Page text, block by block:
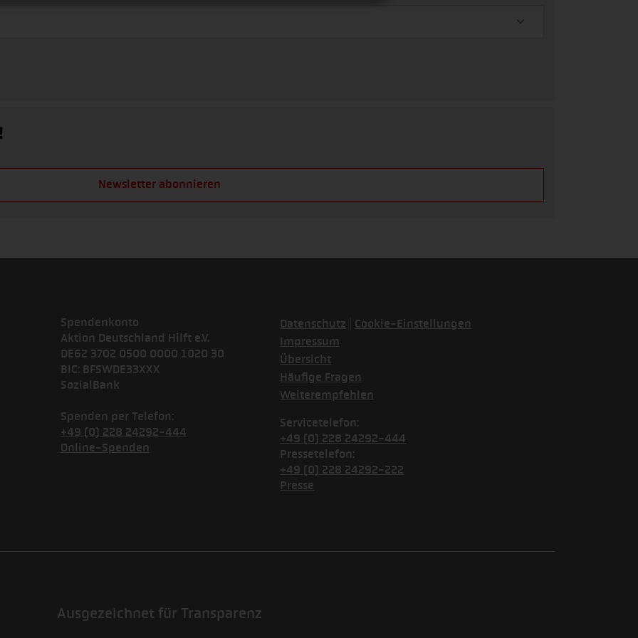
Newsletter abonnieren
Spendenkonto
Aktion Deutschland Hilft e.V.
DE62 3702 0500 0000 1020 30
BIC: BFSWDE33XXX
SozialBank
Spenden per Telefon:
+49 (0) 228 24292-444
Online-Spenden
Datenschutz
Cookie-Einstellungen
Impressum
Übersicht
Häufige Fragen
Weiterempfehlen
Servicetelefon:
+49 (0) 228 24292-444
Pressetelefon:
+49 (0) 228 24292-222
Presse
Ausgezeichnet für Transparenz